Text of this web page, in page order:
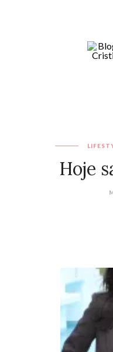
Hoje